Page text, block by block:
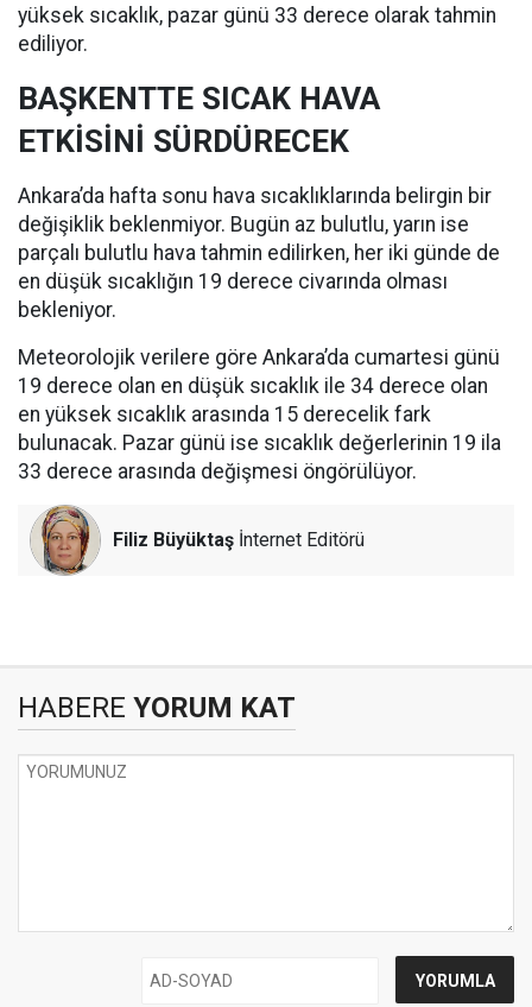
yüksek sıcaklık, pazar günü 33 derece olarak tahmin
ediliyor.
BAŞKENTTE SICAK HAVA
ETKİSİNİ SÜRDÜRECEK
Ankara’da hafta sonu hava sıcaklıklarında belirgin bir
değişiklik beklenmiyor. Bugün az bulutlu, yarın ise
parçalı bulutlu hava tahmin edilirken, her iki günde de
en düşük sıcaklığın 19 derece civarında olması
bekleniyor.
Meteorolojik verilere göre Ankara’da cumartesi günü
19 derece olan en düşük sıcaklık ile 34 derece olan
en yüksek sıcaklık arasında 15 derecelik fark
bulunacak. Pazar günü ise sıcaklık değerlerinin 19 ila
33 derece arasında değişmesi öngörülüyor.
Filiz Büyüktaş İnternet Editörü
HABERE YORUM KAT